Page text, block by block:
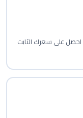
على سعرك الثابت